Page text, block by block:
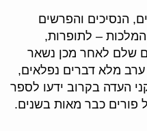
הנסיכים והפרשים
– לתופרות,
שלם לאחר מכן נשאר
מלא דברים נפלאים,
העדה בקרוב ידעו לספר
פורים כבר מאות בשנים.